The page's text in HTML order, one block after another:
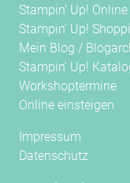
Stampin' Up! Online
Stampin' Up!
Mein Blog /
Stampin' Up!
Workshoptermine
Online einsteigen
Impressum
Datenschutz